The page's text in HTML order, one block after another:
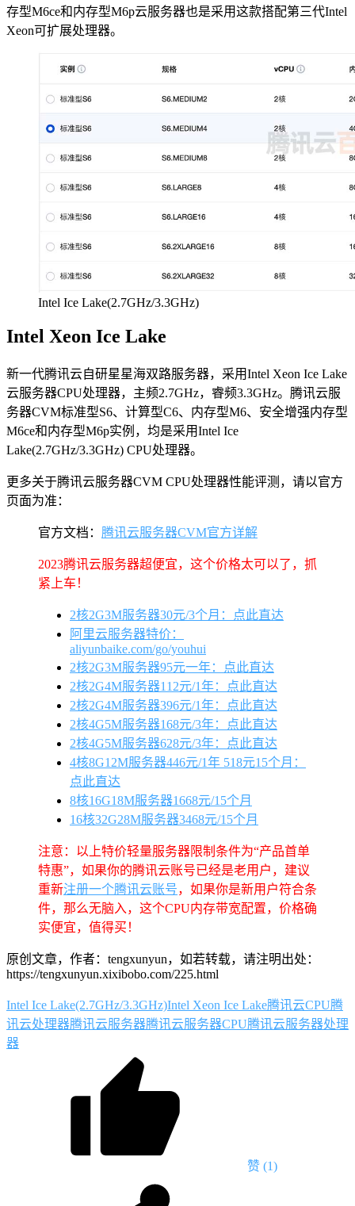
存型M6ce和内存型M6p云服务器也是采用这款搭配第三代Intel
Xeon可扩展处理器。
Intel Ice Lake(2.7GHz/3.3GHz)
Intel Xeon Ice Lake
新一代腾讯云自研星星海双路服务器，采用Intel Xeon Ice Lake
云服务器CPU处理器，主频2.7GHz，睿频3.3GHz。腾讯云服
务器CVM标准型S6、计算型C6、内存型M6、安全增强内存型
M6ce和内存型M6p实例，均是采用Intel Ice
Lake(2.7GHz/3.3GHz) CPU处理器。
更多关于腾讯云服务器CVM CPU处理器性能评测，请以官方
页面为准：
官方文档： 腾讯云服务器CVM官方详解
2023腾讯云服务器超便宜，这个价格太可以了，抓
紧上车！
2核2G3M服务器30元/3个月：点此直达
阿里云服务器特价：
aliyunbaike.com/go/youhui
2核2G3M服务器95元一年：点此直达
2核2G4M服务器112元/1年：点此直达
2核2G4M服务器396元/1年：点此直达
2核4G5M服务器168元/3年：点此直达
2核4G5M服务器628元/3年：点此直达
4核8G12M服务器446元/1年 518元15个月：
点此直达
8核16G18M服务器1668元/15个月
16核32G28M服务器3468元/15个月
注意：以上特价轻量服务器限制条件为“产品首单
特惠”，如果你的腾讯云账号已经是老用户，建议
重新注册一个腾讯云账号，如果你是新用户符合条
件，那么无脑入，这个CPU内存带宽配置，价格确
实便宜，值得买！
原创文章，作者：tengxunyun，如若转载，请注明出处：
https://tengxunyun.xixibobo.com/225.html
Intel Ice Lake(2.7GHz/3.3GHz)Intel Xeon Ice Lake腾讯云CPU腾
讯云处理器腾讯云服务器腾讯云服务器CPU腾讯云服务器处理
器
赞 (1)